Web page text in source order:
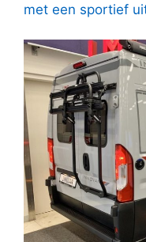
met een sportief